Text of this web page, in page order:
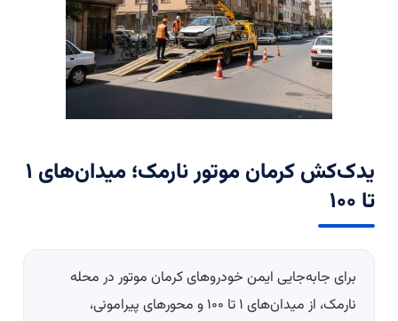
یدک‌کش کرمان موتور نارمک؛ میدان‌های ۱
تا ۱۰۰
برای جابه‌جایی ایمن خودروهای کرمان موتور در محله
نارمک، از میدان‌های ۱ تا ۱۰۰ و محورهای پیرامونی،